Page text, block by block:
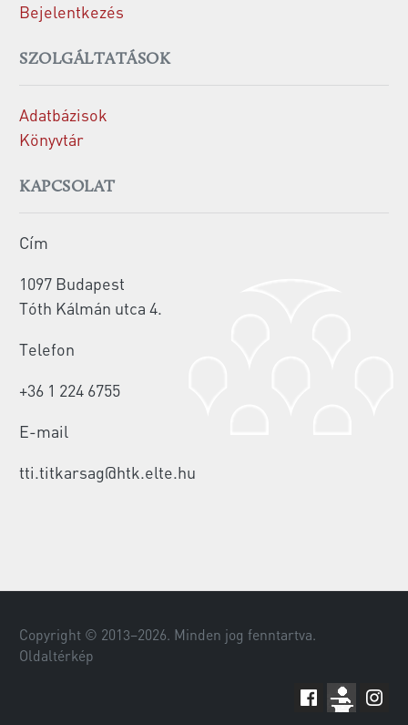
Bejelentkezés
SZOLGÁLTATÁSOK
Adatbázisok
Könyvtár
KAPCSOLAT
Cím
1097 Budapest
Tóth Kálmán utca 4.
Telefon
+36 1 224 6755
E-mail
tti.titkarsag@htk.elte.hu
Copyright © 2013–2026. Minden jog fenntartva.
Oldaltérkép